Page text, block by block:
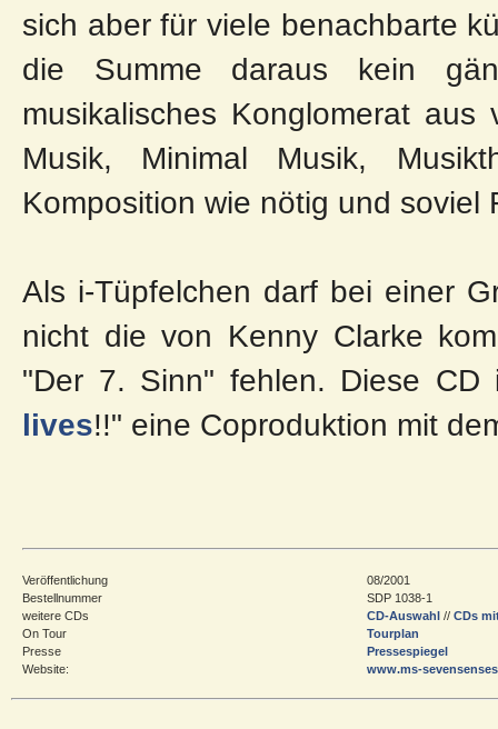
sich aber für viele benachbarte
die Summe daraus kein
musikalisches Konglomerat
Musik, Minimal Musik,
Komposition wie nötig und
Als i-Tüpfelchen darf bei einer
nicht die von Kenny Clarke
"Der 7. Sinn" fehlen. Diese
lives!!" eine Coproduktion mit
Veröffentlichung
Bestellnummer
weitere CDs
On Tour
Presse
Website:
08/2001
SDP 1038-1
CD-Auswahl // CDs
Tourplan
Pressespiegel
www.ms-